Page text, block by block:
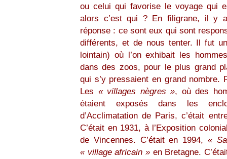
ou celui qui favorise le voyage qui
alors c’est qui ? En filigrane, il y
réponse : ce sont eux qui sont
différents, et de nous tenter. Il fut
lointain) où l’on exhibait les
dans des zoos, pour le plus grand
qui s’y pressaient en grand nombre.
Les « villages nègres », où des
étaient exposés dans les
d’Acclimatation de Paris, c’était
C’était en 1931, à l’Exposition
de Vincennes. C’était en 1994, «
« village africain » en Bretagne.